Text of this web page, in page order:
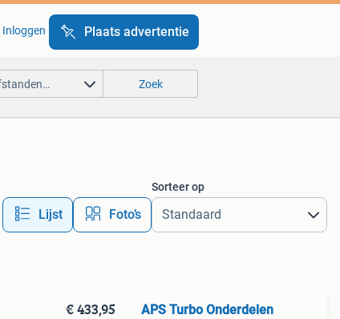
Inloggen Plaats advertentie
Zoek
Lijst Foto’s
Sorteer op
€ 433,95 APS Turbo Onderdelen